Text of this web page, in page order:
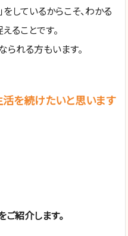
しているからこそ、わかる
ることです。
れる方もいます。
を続けたいと思います
紹介します。